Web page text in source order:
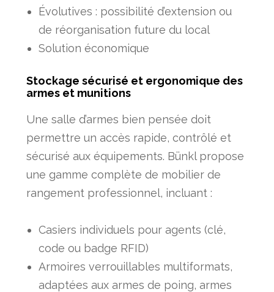
Évolutives : possibilité d’extension ou
de réorganisation future du local
Solution économique
Stockage sécurisé et ergonomique des
armes et munitions
Une salle d’armes bien pensée doit
permettre un accès rapide, contrôlé et
sécurisé aux équipements. Bünkl propose
une gamme complète de mobilier de
rangement professionnel, incluant :
Casiers individuels pour agents (clé,
code ou badge RFID)
Armoires verrouillables multiformats,
adaptées aux armes de poing, armes